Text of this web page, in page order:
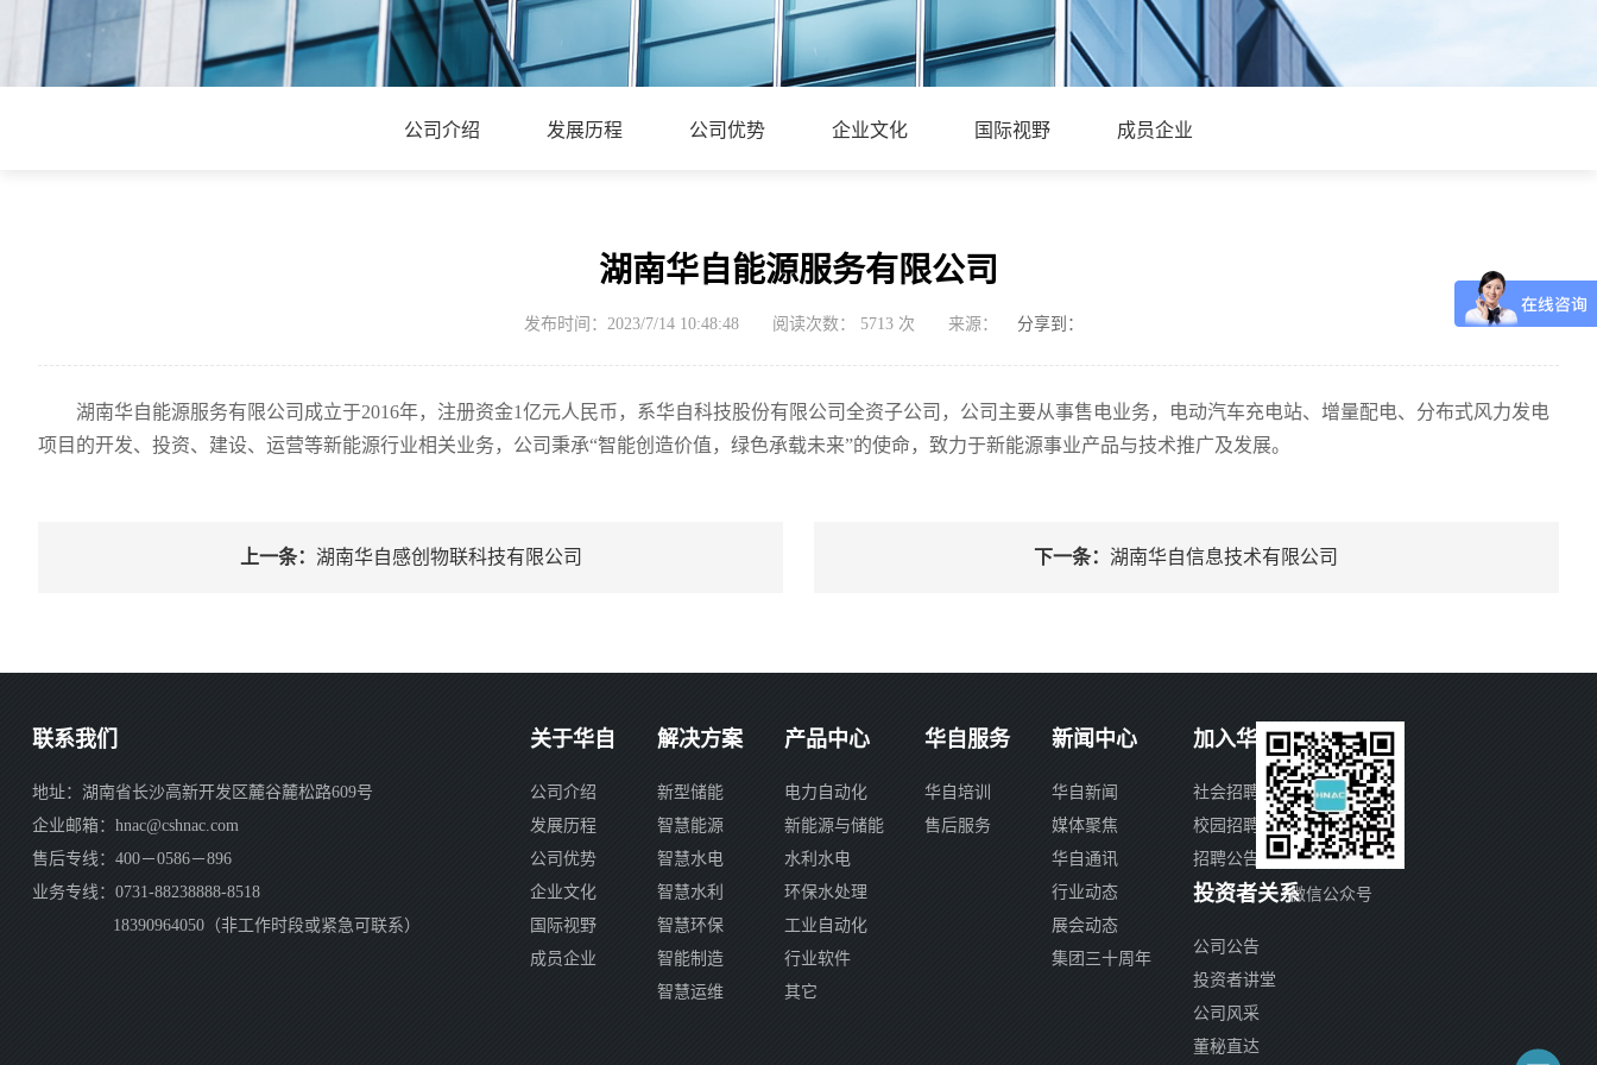
公司介绍 发展历程 公司优势 企业文化 国际视野 成员企业
湖南华自能源服务有限公司
发布时间：2023/7/14 10:48:48 阅读次数： 5713次 来源： 分享到：
湖南华自能源服务有限公司成立于2016年，注册资金1亿元人民币，系华自科技股份有限公司全资子公司，公司主要从事售电业务，电动汽车充电站、增量配电、分布式风力发电
项目的开发、投资、建设、运营等新能源行业相关业务，公司秉承“智能创造价值，绿色承载未来”的使命，致力于新能源事业产品与技术推广及发展。
上一条： 湖南华自感创物联科技有限公司 下一条：湖南华自信息技术有限公司
联系我们
地址：湖南省长沙高新开发区麓谷麓松路609号
企业邮箱：hnac@cshnac.com
售后专线：400－0586－896
业务专线：0731-88238888-8518
18390964050（非工作时段或紧急可联系）
关于华自
公司介绍
发展历程
公司优势
企业文化
国际视野
成员企业
解决方案
新型储能
智慧能源
智慧水电
智慧水利
智慧环保
智能制造
智慧运维
产品中心
电力自动化
新能源与储能
水利水电
环保水处理
工业自动化
行业软件
其它
华自服务
华自培训
售后服务
新闻中心
华自新闻
媒体聚焦
华自通讯
行业动态
展会动态
集团三十周年
加入华自
社会招聘
校园招聘
招聘公告
投资者关系
公司公告
投资者讲堂
公司风采
董秘直达
微信公众号